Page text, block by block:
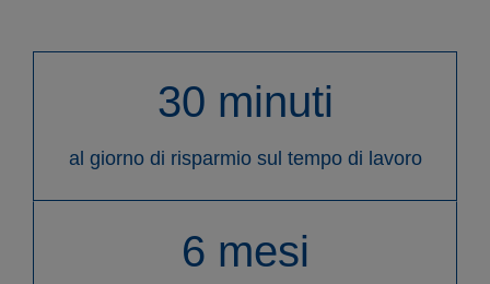
Contatti
EN ES
30 minuti
al giorno di risparmio sul tempo di lavoro
6 mesi